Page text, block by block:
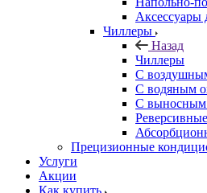
Аксессуары
Чиллеры
Назад
Чиллеры
С
С водяным
С выносным
Прецизионные
Услуги
Акции
Как купить